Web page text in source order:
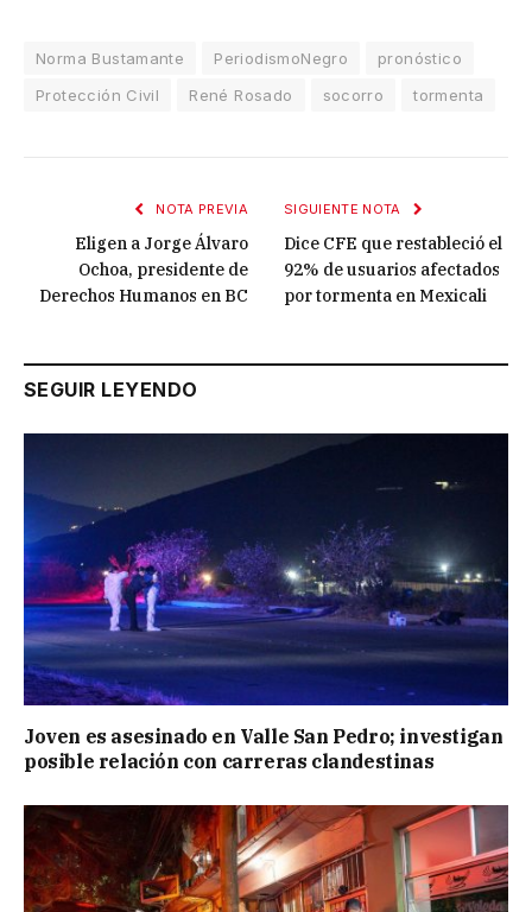
Norma Bustamante PeriodismoNegro
pronóstico
Protección Civil
René Rosado socorro tormenta
NOTA PREVIA
Eligen a Jorge Álvaro
Ochoa, presidente de
Derechos Humanos en BC
SIGUIENTE NOTA
Dice CFE que restableció el
92% de usuarios afectados
por tormenta en Mexicali
SEGUIR LEYENDO
Joven es asesinado en Valle San Pedro; investigan
posible relación con carreras clandestinas